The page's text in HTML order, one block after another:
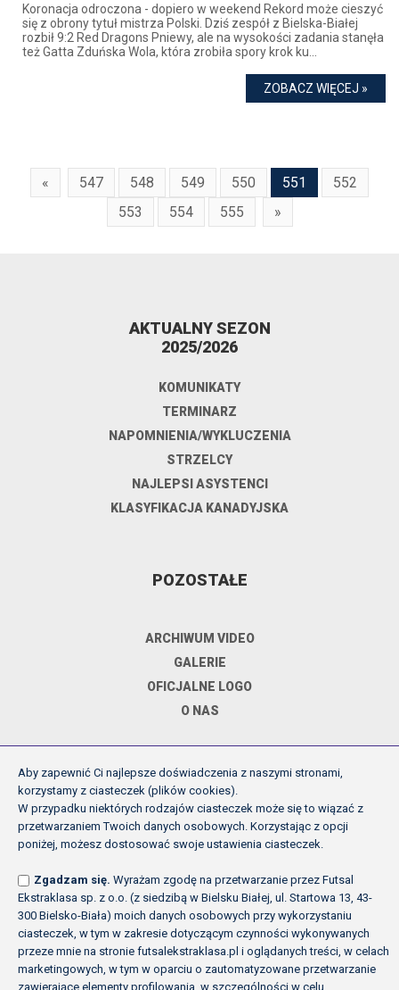
Koronacja odroczona - dopiero w weekend Rekord może cieszyć
się z obrony tytuł mistrza Polski. Dziś zespół z Bielska-Białej
rozbił 9:2 Red Dragons Pniewy, ale na wysokości zadania stanęła
też Gatta Zduńska Wola, która zrobiła spory krok ku...
ZOBACZ WIĘCEJ »
« 547 548 549 550 551
552
553
554 555 »
AKTUALNY SEZON
2025/2026
KOMUNIKATY
TERMINARZ
NAPOMNIENIA/WYKLUCZENIA
STRZELCY
NAJLEPSI ASYSTENCI
KLASYFIKACJA KANADYJSKA
POZOSTAŁE
ARCHIWUM VIDEO
GALERIE
OFICJALNE LOGO
O NAS
DOKUMENTY
REGULAMIN ROZGRYWEK FE
INNE
POLITYKA PRYWATNOŚCI
Copyright (c) Futsal Ekstraklasa 2026
Aby zapewnić Ci najlepsze doświadczenia z naszymi stronami,
korzystamy z ciasteczek (plików cookies).
W przypadku niektórych rodzajów ciasteczek może się to wiązać z
przetwarzaniem Twoich danych osobowych. Korzystając z opcji
poniżej, możesz dostosować swoje ustawienia ciasteczek.
Zgadzam się. Wyrażam zgodę na przetwarzanie przez Futsal
Ekstraklasa sp. z o.o. (z siedzibą w Bielsku Białej, ul. Startowa 13, 43-
300 Bielsko-Biała) moich danych osobowych przy wykorzystaniu
ciasteczek, w tym w zakresie dotyczącym czynności wykonywanych
przeze mnie na stronie futsalekstraklasa.pl i oglądanych treści, w celach
marketingowych, w tym w oparciu o zautomatyzowane przetwarzanie
zawierające elementy profilowania, w szczególności w celu